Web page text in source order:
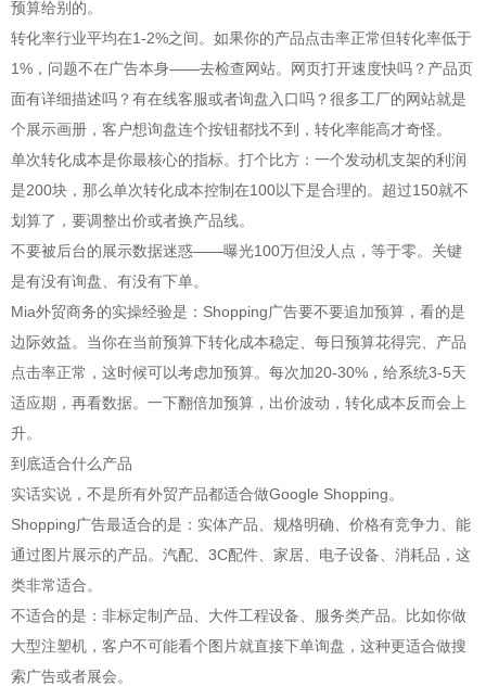
预算给别的。
转化率行业平均在1-2%之间。如果你的产品点击率正常但转化率低于
1%，问题不在广告本身——去检查网站。网页打开速度快吗？产品页
面有详细描述吗？有在线客服或者询盘入口吗？很多工厂的网站就是
个展示画册，客户想询盘连个按钮都找不到，转化率能高才奇怪。
单次转化成本是你最核心的指标。打个比方：一个发动机支架的利润
是200块，那么单次转化成本控制在100以下是合理的。超过150就不
划算了，要调整出价或者换产品线。
不要被后台的展示数据迷惑——曝光100万但没人点，等于零。关键
是有没有询盘、有没有下单。
Mia外贸商务的实操经验是：Shopping广告要不要追加预算，看的是
边际效益。当你在当前预算下转化成本稳定、每日预算花得完、产品
点击率正常，这时候可以考虑加预算。每次加20-30%，给系统3-5天
适应期，再看数据。一下翻倍加预算，出价波动，转化成本反而会上
升。
到底适合什么产品
实话实说，不是所有外贸产品都适合做Google Shopping。
Shopping广告最适合的是：实体产品、规格明确、价格有竞争力、能
通过图片展示的产品。汽配、3C配件、家居、电子设备、消耗品，这
类非常适合。
不适合的是：非标定制产品、大件工程设备、服务类产品。比如你做
大型注塑机，客户不可能看个图片就直接下单询盘，这种更适合做搜
索广告或者展会。